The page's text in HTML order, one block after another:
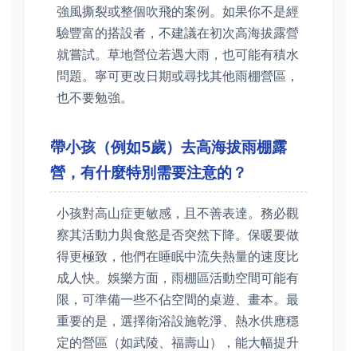
強風撕裂或整個吹飛的案例。如果你不是經
驗豐富的搭設者，不建議在初次高海拔露營
就嘗試。草地營位若遇大雨，也可能有積水
問題。寧可更改日期或尋找其他雨棚營區，
也不要勉強。
帶小孩（例如5歲）去高海拔雨棚露
營，有什麼特別需要注意的？
小孩對高山症更敏感，且不善表達。務必觀
察其活動力與食慾是否突然下降。保暖要做
得更極致，他們在睡眠中流失熱量的速度比
成人快。娛樂方面，雨棚區活動空間可能有
限，可準備一些不佔空間的桌遊、畫本。最
重要的是，選擇衛浴設施乾淨、熱水供應穩
定的營區（如武陵、福壽山），能大幅提升